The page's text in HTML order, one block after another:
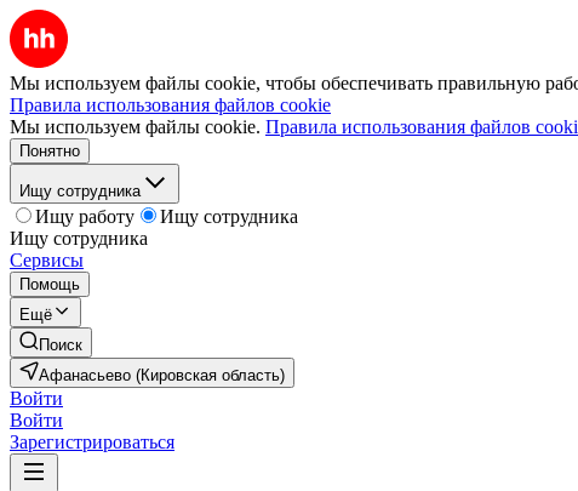
Мы используем файлы cookie, чтобы обеспечивать правильную
Правила использования файлов cookie
Мы используем файлы cookie. Правила использования файлов
Понятно
Ищу сотрудника
Ищу работу
Ищу сотрудника
Ищу сотрудника
Сервисы
Помощь
Ещё
Поиск
Афанасьево (Кировская область)
Войти
Войти
Зарегистрироваться